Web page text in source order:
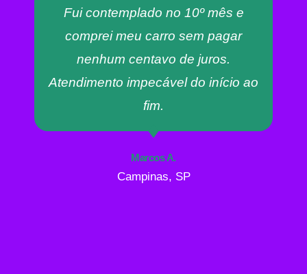
Fui contemplado no 10º mês e
comprei meu carro sem pagar
nenhum centavo de juros.
Atendimento impecável do início ao
fim.
Marcos A.
Campinas, SP